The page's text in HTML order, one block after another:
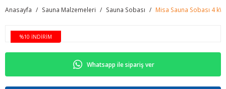
Anasayfa Sauna Malzemeleri Sauna Sobası Misa Sauna Sobası 4 kW
%10 İNDİRİM
Whatsapp ile sipariş ver